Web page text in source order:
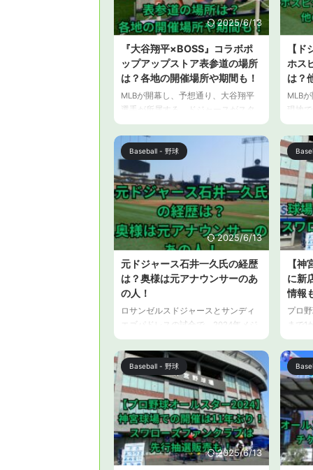
日に及ぶイベントとしてオールスタ
ーウィークがあり、そのクライマッ
クスがオールスターゲームという位
置づけになっています。 数々のイベ
ントの中でも、オールスターゲーム
の前日に行われるホームランダービ
ー ...
大谷
監督
つい
プレ
は？
谷翔
督の
2025/6/13
『大谷翔平×BOSS』コラボポ
ップアップストア表参道の場所
は？各地の開催場所や期間も！
MLBが開幕し、予想通り、大谷翔平
選手が所属する、ドジャースがスタ
ートダッシュしています。 今年も大
活躍が期待されるスーパースターの
大谷翔平選手がブランドアンバサダ
ーになっている、BOSS が、大谷翔平
選手とコラボレーション。
「BOSS×SHOHEI OHTANI」カプセル
コレクションを発表しました。 この
記事では、「BOSS×SHOHEI
OHTANI」カプセルコレクションが購
入できるポップアップストアの場所
と、ポップアップストア以外での購
入方法について解説します。 『大谷
翔平×BOSS』コラボポップア ...
【
ホス
は？
MLB
現地
計画
いで
が
ル）
ピタ
トナ
ティ
&
まし
ティ
&
Baseball - 野球
2025/6/13
元ドジャース石井一久氏の経歴
は？奥様は元アナウンサーのあ
の人！
ロサンゼルスドジャースとサンディ
エゴパドレスの試合で、2024年メジ
ャーリーグ公式戦が韓国で開幕しま
した。 テレビやラジオの中継、各局
のニュースバラエティ番組には、元
プロ野球選手や元メジャーリーガー
が多く出演していますが、昨年まで
東北楽天ゴールデンイーグルスの監
督を務めていた石井一久氏も、ニッ
ポン放送や、テレビ朝日系のニュー
スバラエティ番組で解説をしていま
す。 この記事では、石井一久氏の経
【
に新
情報
プロ
まで
に行
最近
の特
ロデ
ョン
事で
本拠
野球
店情
お伝
Baseball - 野球
2025/6/13